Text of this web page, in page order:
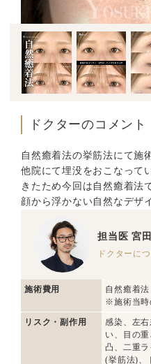
ドクターのコメント
自然癒着法の挙筋法にて施
他院にて埋没をおこなって
きたため今回は自然癒着法
顔から浮かない自然なデザ
担当医 宮
ドクターに
施術費用
自然癒着
※施術当時
リスク・副作用
感染、左
い、目の
凸、二重
(挙筋法)、